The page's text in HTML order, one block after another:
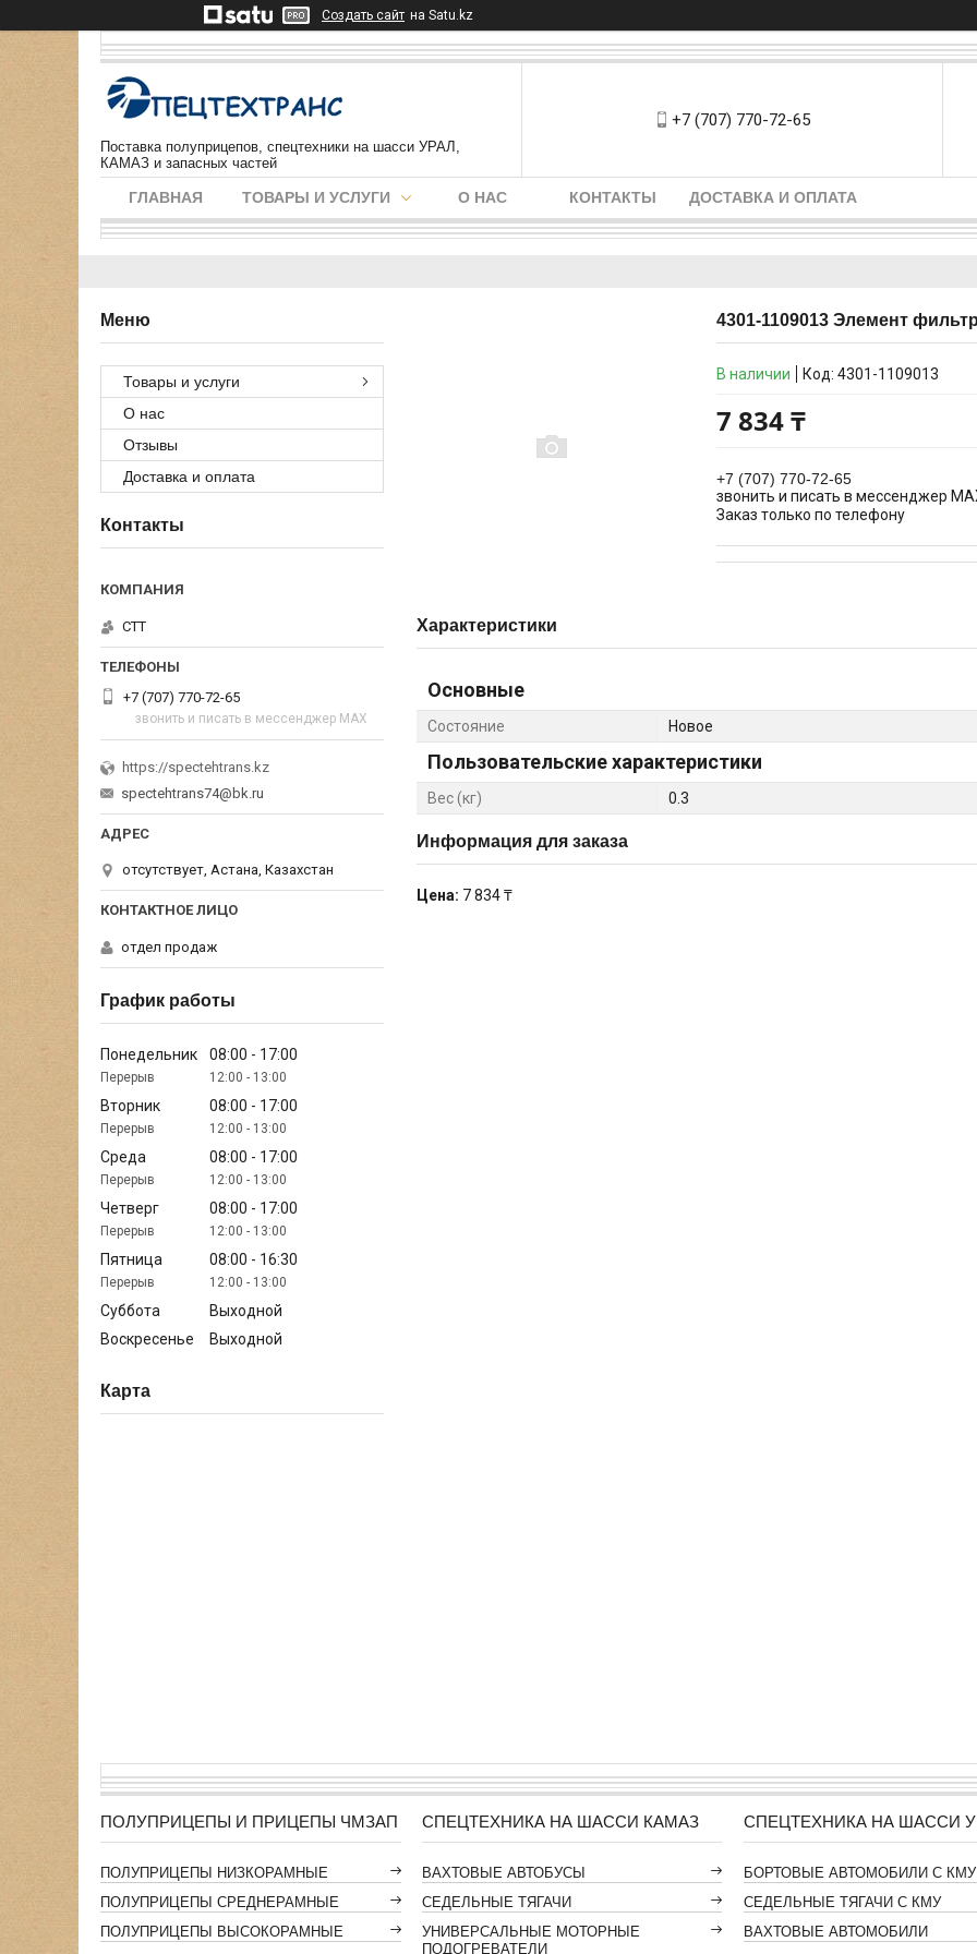
Создать сайт на Satu.kz
Поставка полуприцепов, спецтехники на шасси УРАЛ,
КАМАЗ и запасных частей
+7 (707) 770-72-65
ГЛАВНАЯ ТОВАРЫ И УСЛУГИ О НАС КОНТАКТЫ ДОСТАВКА И ОПЛАТА
4301-1109013 Элемент
В наличии Код: 4301-1109013
7 834 ₸
+7 (707) 770-72-65
звонить и писать в мессенджер
Заказ только по телефону
Характеристики
Основные
Состояние Новое
Пользовательские характеристики
Вес (кг) 0.3
Информация для заказа
Цена: 7 834 ₸
Товары и услуги
О нас
Отзывы
Доставка и оплата
Контакты
СТТ
+7 (707) 770-72-65
звонить и писать в мессенджер MAX
https://spectehtrans.kz
spectehtrans74@bk.ru
отсутствует, Астана, Казахстан
отдел продаж
График работы
Понедельник 08:00 17:00
12:00 13:00
Вторник 08:00 17:00
12:00 13:00
Среда 08:00 17:00
12:00 13:00
Четверг 08:00 17:00
12:00 13:00
Пятница 08:00 16:30
12:00 13:00
Суббота
Выходной
Воскресенье
Выходной
Карта
ПОЛУПРИЦЕПЫ И ПРИЦЕПЫ ЧМЗАП
ПОЛУПРИЦЕПЫ НИЗКОРАМНЫЕ
ПОЛУПРИЦЕПЫ СРЕДНЕРАМНЫЕ
ПОЛУПРИЦЕПЫ ВЫСОКОРАМНЫЕ
СПЕЦТЕХНИКА НА ШАССИ КАМАЗ
ВАХТОВЫЕ АВТОБУСЫ
СЕДЕЛЬНЫЕ ТЯГАЧИ
УНИВЕРСАЛЬНЫЕ МОТОРНЫЕ
ПОДОГРЕВАТЕЛИ
СПЕЦТЕХНИКА НА ШАССИ
БОРТОВЫЕ АВТОМОБИЛИ С КМУ
СЕДЕЛЬНЫЕ ТЯГАЧИ С КМУ
ВАХТОВЫЕ АВТОМОБИЛИ